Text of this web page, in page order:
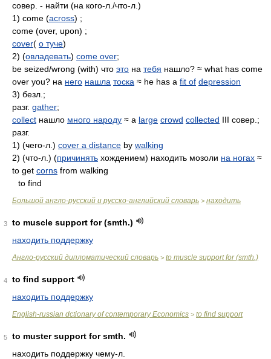
совер. - найти (на кого-л./что-л.)
1) come (across) ;
come (over, upon) ;
cover( о туче)
2) (овладевать) come over;
be seized/wrong (with) что это на тебя нашло? ≈ what has come
over you? на него нашла тоска ≈ he has a fit of depression
3) безл.;
разг. gather;
collect нашло много народу ≈ a large crowd collected III совер.;
разг.
1) (чего-л.) cover a distance by walking
2) (что-л.) (причинять хождением) находить мозоли на ногах ≈
to get corns from walking
to find
Большой англо-русский и русско-английский словарь > находить
3
to muscle support for (smth.)
находить поддержку
Англо-русский дипломатический словарь > to muscle support for (smth.)
4
to find support
находить поддержку
English-russian dctionary of contemporary Economics > to find support
5
to muster support for smth.
находить поддержку чему-л.